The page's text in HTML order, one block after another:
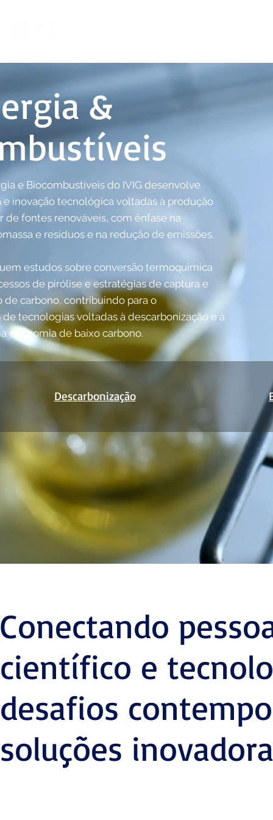
&
e Biocombustíveis do IVIG desenvolve
e inovação tecnológica voltadas à produção
de fontes renováveis, com ênfase na
e resíduos e na redução de emissões.
estudos sobre conversão termoquímica
de pirólise e estratégias de captura e
carbono, contribuindo para o
tecnologias voltadas à descarbonização e à
economia de baixo carbono.
Descarbonização
Conectando
científico e
desafios
soluções